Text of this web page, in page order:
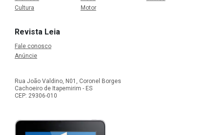
Cultura
Motor
Revista Leia
Fale conosco
Anúncie
Rua João Valdino, N01, Coronel Borges
Cachoeiro de Itapemirim - ES
CEP: 29306-010